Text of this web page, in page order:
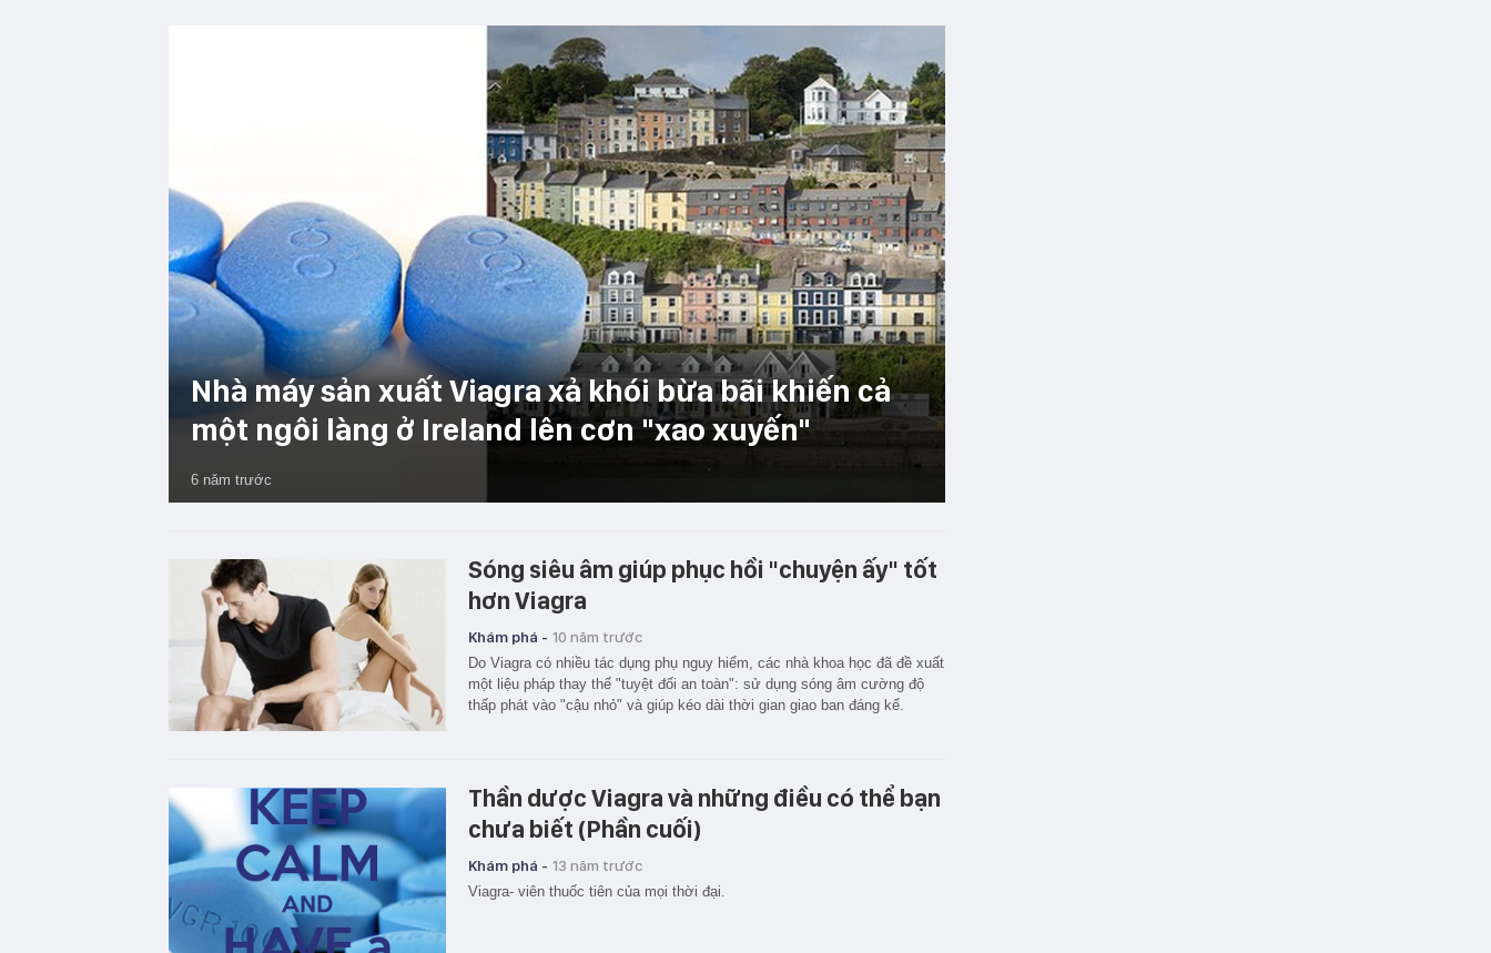
Nhà máy sản xuất Viagra xả khói bừa bãi khiến cả
một ngôi làng ở Ireland lên cơn "xao xuyến"
6 năm trước
Sóng siêu âm giúp phục hồi "chuyện ấy" tốt
hơn Viagra
Khám phá - 10 năm trước
Do Viagra có nhiều tác dụng phụ nguy hiểm, các nhà khoa học đã đề xuất
một liệu pháp thay thế "tuyệt đối an toàn": sử dụng sóng âm cường độ
thấp phát vào "cậu nhỏ" và giúp kéo dài thời gian giao ban đáng kể.
Thần dược Viagra và những điều có thể bạn
chưa biết (Phần cuối)
Khám phá - 13 năm trước
Viagra- viên thuốc tiên của mọi thời đại.